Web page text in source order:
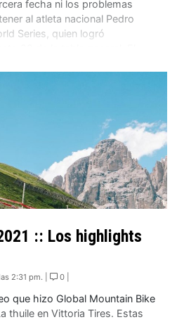
fecha ni los problemas
al atleta nacional Pedro
Series, quien logró
:: Los highlights
2:31 pm. | 0 |
que hizo Global Mountain Bike
thuile en Vittoria Tires. Estas